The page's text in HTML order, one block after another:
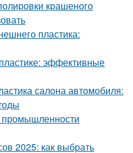
крашеного
пластика:
эффективные
салона автомобиля:
промышленности
2025: как выбрать